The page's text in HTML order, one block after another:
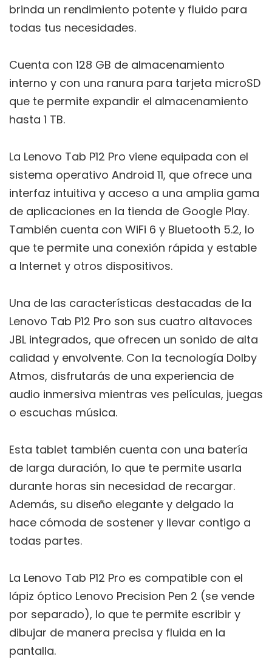
brinda un rendimiento potente y fluido para
todas tus necesidades.
Cuenta con 128 GB de almacenamiento
interno y con una ranura para tarjeta microSD
que te permite expandir el almacenamiento
hasta 1 TB.
La Lenovo Tab P12 Pro viene equipada con el
sistema operativo Android 11, que ofrece una
interfaz intuitiva y acceso a una amplia gama
de aplicaciones en la tienda de Google Play.
También cuenta con WiFi 6 y Bluetooth 5.2, lo
que te permite una conexión rápida y estable
a Internet y otros dispositivos.
Una de las características destacadas de la
Lenovo Tab P12 Pro son sus cuatro altavoces
JBL integrados, que ofrecen un sonido de alta
calidad y envolvente. Con la tecnología Dolby
Atmos, disfrutarás de una experiencia de
audio inmersiva mientras ves películas, juegas
o escuchas música.
Esta tablet también cuenta con una batería
de larga duración, lo que te permite usarla
durante horas sin necesidad de recargar.
Además, su diseño elegante y delgado la
hace cómoda de sostener y llevar contigo a
todas partes.
La Lenovo Tab P12 Pro es compatible con el
lápiz óptico Lenovo Precision Pen 2 (se vende
por separado), lo que te permite escribir y
dibujar de manera precisa y fluida en la
pantalla.